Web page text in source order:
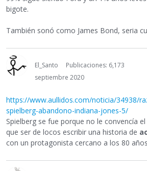
bigote.
También sonó como James Bond, seria
El_Santo
Publicaciones: 6,173
septiembre 2020
https://www.aullidos.com/noticia/34938/
spielberg-abandono-indiana-jones-5/
Spielberg se fue porque no le convencía el
que ser de locos escribir una historia de
con un protagonista cercano a los 80